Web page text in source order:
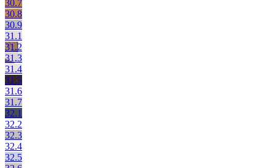
30.7
30.8
30.9
31.1
31.2
31.3
31.4
31.5
31.6
31.7
32.1
32.2
32.3
32.4
32.5